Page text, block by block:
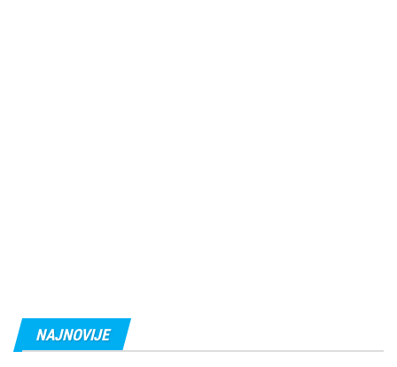
NAJNOVIJE